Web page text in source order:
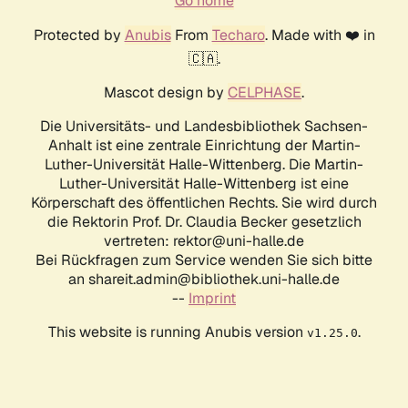
Protected by AnubisFrom Techaro. Made with ❤️ in
🇨🇦.
Mascot design by CELPHASE.
Die Universitäts- und Landesbibliothek Sachsen-
Anhalt ist eine zentrale Einrichtung der Martin-
Luther-Universität Halle-Wittenberg. Die Martin-
Luther-Universität Halle-Wittenberg ist eine
Körperschaft des öffentlichen Rechts. Sie wird durch
die Rektorin Prof. Dr. Claudia Becker gesetzlich
vertreten: rektor@uni-halle.de
Bei Rückfragen zum Service wenden Sie sich bitte
an shareit.admin@bibliothek.uni-halle.de
-- Imprint
This website is running Anubis version v1.25.0.